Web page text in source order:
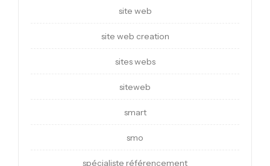
site web
site web creation
sites webs
siteweb
smart
smo
spécialiste référencement